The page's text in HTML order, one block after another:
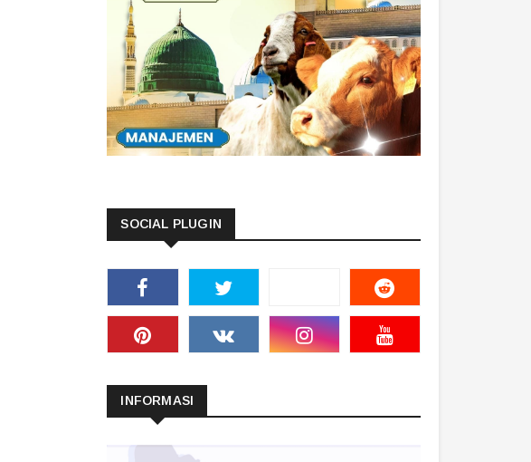
SOCIAL PLUGIN
INFORMASI